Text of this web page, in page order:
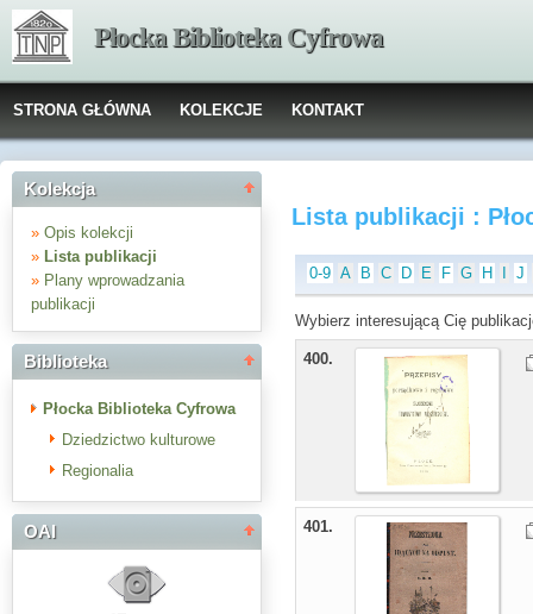
Płocka Biblioteka Cyfrowa
STRONA GŁÓWNA KOLEKCJE KONTAKT
Kolekcja
» Opis kolekcji
» Lista publikacji
» Plany wprowadzania
publikacji
Biblioteka
Płocka Biblioteka Cyfrowa
Dziedzictwo kulturowe
Regionalia
OAI
Lista publikacji :
0-9 A B C D E F G H J
Wybierz interesującą Cię
400.
401.